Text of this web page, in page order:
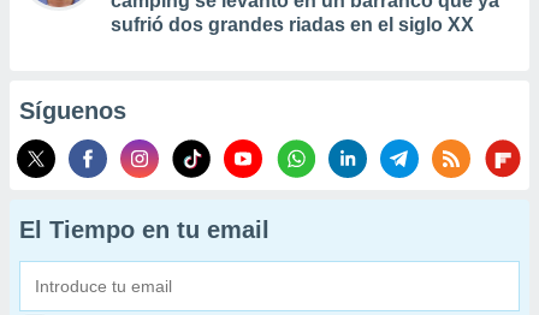
sufrió dos grandes riadas en el siglo XX
Síguenos
El Tiempo en tu email